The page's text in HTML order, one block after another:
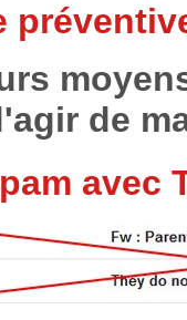
de
avec